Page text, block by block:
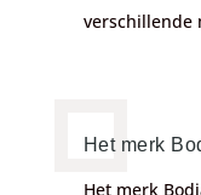
verschillende
Het merk
Het merk